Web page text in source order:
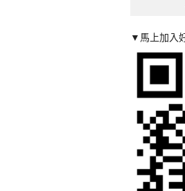
▼馬上加入